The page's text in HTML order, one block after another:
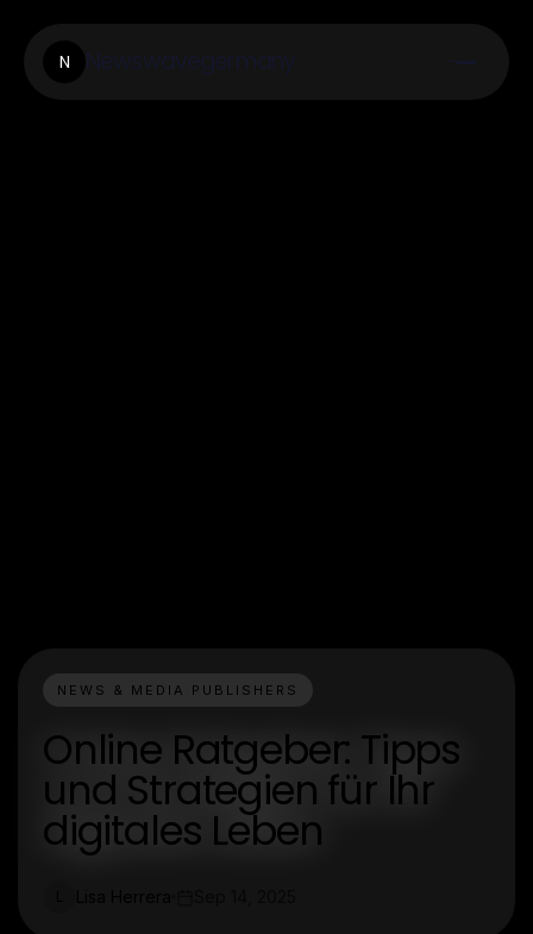
N
NEWS & MEDIA PUBLISHERS
Online Ratgeber: Tipps
und Strategien für Ihr
digitales Leben